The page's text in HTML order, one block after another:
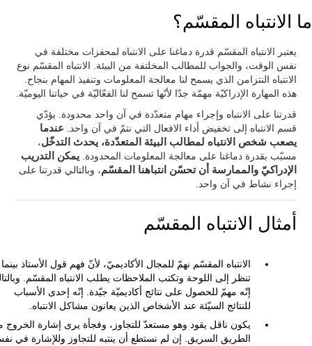
ما الانتباه المقسّم؟
يعتبر الانتباه المقسّم قدرة دماغنا على الانتباه لمحفزات مختلفة في
نفس الوقت، والجواب للمطالب المخلتفة من البيئة. الانتباه المقسّم نوع
الانتباه النتزامن الذي يسمح لنا معالجة المعلومات وتنفيذ المهام بنجاح.
هذه المهارة الإدراكيّة مهمّة جدّا لأنّها تسمح لنا الفعّاليّة في حياتنا اليوميّة.
قدرتنا على الانتباه وإجراء مهام متعدّدة في آن واحد محدودة. يؤدّي
قسم الانتباه إلى تخفيض أداء الافعال التي نتمّ في آن واحد. عندما
يصعب شخص الانتباه لمطالب البيئة المتعدّدة، يحدث التدخّل،
مسبّب بقدرة دماغنا على معالجة المعلومات المحدودة.يمكن التدريب
الإدراكيّ والممارسة أن تحسّن انتباهنا المقسّم، وبالتالي قدرتنا على
إجراء نشاط في آن واحد.
أمثال الانتباه المقسّم
الانتباه المقسّم نهمّ للمجال الأكاديميّ، لأنّ فهم قول الأستاذ بينما
تنظر إلى اللوحة وتكتب الملاحظات يطلب الانتباه المقسّم.
إنّه مهمّ للحصول على نتائج أكاديميّة جيّدة. إنّه إحدى الأسباب
للنتائج السيّئة عند الأشخاص الذين يعانون مشاكل الانتباه.
يكون ناقل يقود وهو مستعدّ للتجاوز، وفجأة يرى إشارة الخروج
الطريق السريق. إن لم نستطع أن ينتبه للتجاوز وللإشارة في